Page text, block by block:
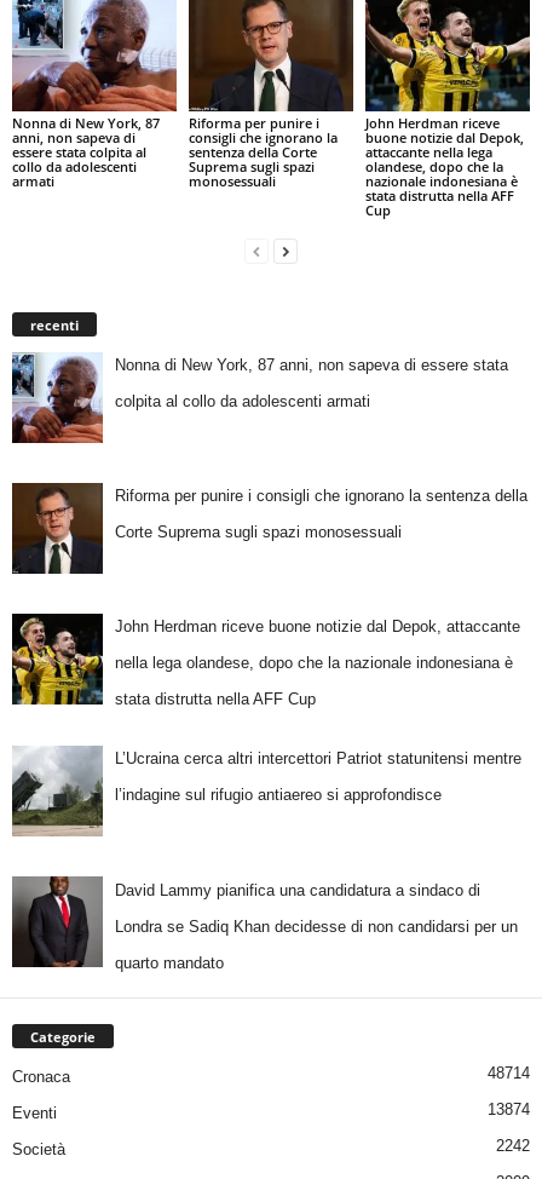
Nonna di New York, 87
anni, non sapeva di
essere stata colpita al
collo da adolescenti
armati
Riforma per punire i
consigli che ignorano la
sentenza della Corte
Suprema sugli spazi
monosessuali
John Herdman riceve
buone notizie dal Depok,
attaccante nella lega
olandese, dopo che la
nazionale indonesiana è
stata distrutta nella AFF
Cup
recenti
Nonna di New York, 87 anni, non sapeva di essere stata
colpita al collo da adolescenti armati
Riforma per punire i consigli che ignorano la sentenza della
Corte Suprema sugli spazi monosessuali
John Herdman riceve buone notizie dal Depok, attaccante
nella lega olandese, dopo che la nazionale indonesiana è
stata distrutta nella AFF Cup
L’Ucraina cerca altri intercettori Patriot statunitensi mentre
l’indagine sul rifugio antiaereo si approfondisce
David Lammy pianifica una candidatura a sindaco di
Londra se Sadiq Khan decidesse di non candidarsi per un
quarto mandato
Categorie
Cronaca 48714
Eventi 13874
Società 2242